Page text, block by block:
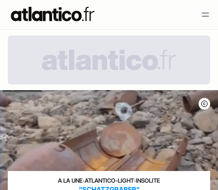
A LA UNE›ATLANTICO-LIGHT›INSOLITE